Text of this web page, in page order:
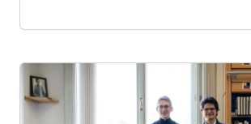
A SZERZETESSÉGRŐL